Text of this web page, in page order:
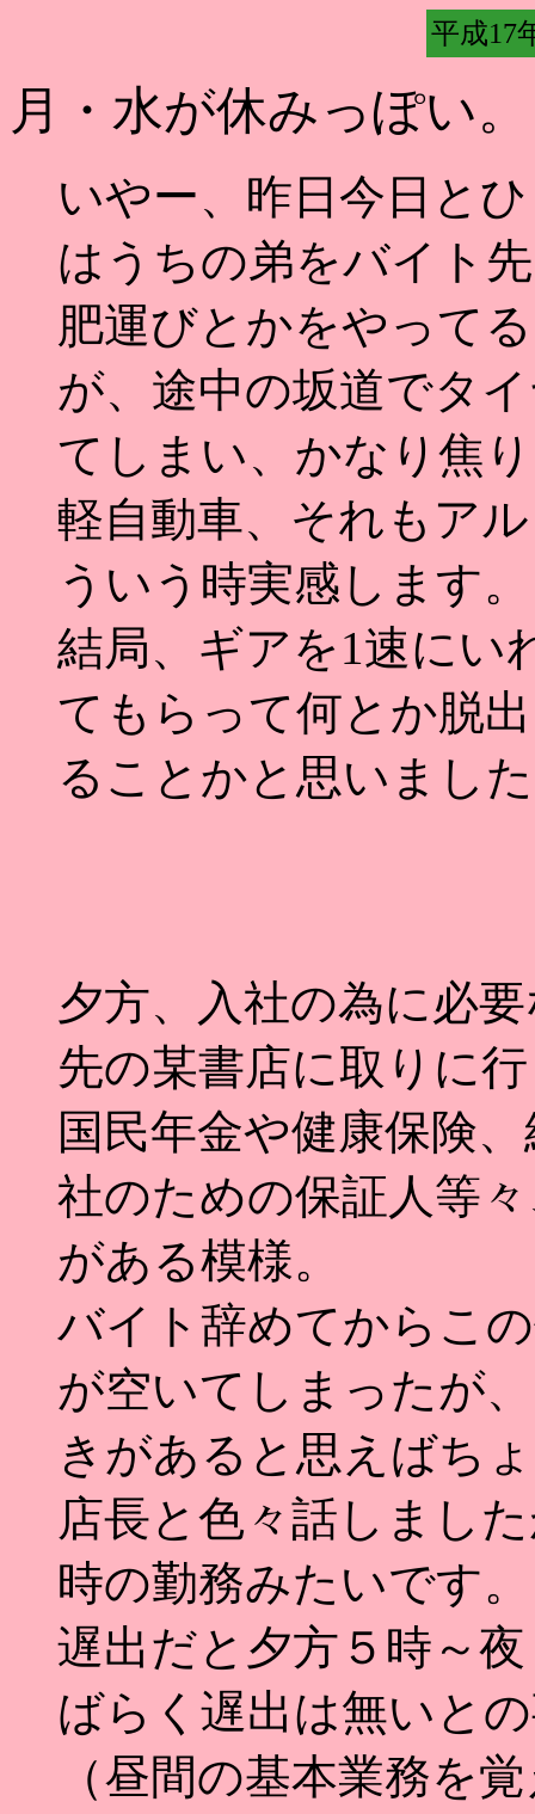
平成17
月・水が休みっぽい。
いやー、昨日今日と
はうちの弟をバイト
肥運びとかをやって
が、途中の坂道でタ
てしまい、かなり焦
軽自動車、それもア
ういう時実感します。
結局、ギアを1速にい
てもらって何とか脱
ることかと思いまし
夕方、入社の為に必
先の某書店に取りに
国民年金や健康保険
社のための保証人等
がある模様。
バイト辞めてからこ
が空いてしまったが
きがあると思えばち
店長と色々話しまし
時の勤務みたいです。
遅出だと夕方５時～
ばらく遅出は無いと
（昼間の基本業務を